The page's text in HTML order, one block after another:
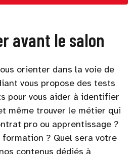
avant le salon
orienter dans la voie de
vous propose des tests
pour vous aider à identifier
même trouver le métier qui
pro ou apprentissage ?
? Quel sera votre
contenus dédiés à